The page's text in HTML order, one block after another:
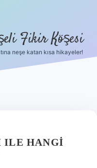
Fikir Köşesi
neşe katan kısa hikayeler!
ILE HANGI